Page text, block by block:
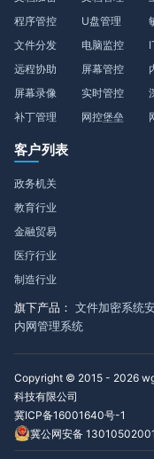
程序管控
文件分发
远程协助
屏幕录像
补丁管理
U盘管理
电脑监控
屏幕管控
实时管控
网控堡垒
客户列表
政务机关
教育行业
金融贸易
医疗行业
制造行业
旗下产品： 文件加密系统
内网管理系统
Copyright © 2015 - 2026
科技有限公司
冀ICP备16001640号-1
冀公网安备